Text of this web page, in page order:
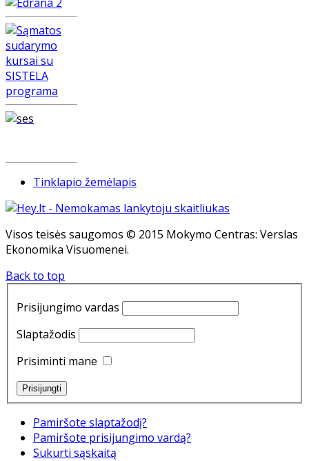
Tinklapio žemėlapis
Visos teisės saugomos © 2015 Mokymo Centras: Verslas
Ekonomika Visuomenei.
Back to top
Prisijungimo vardas
Slaptažodis
Prisiminti mane
Pamiršote slaptažodį?
Pamiršote prisijungimo vardą?
Sukurti sąskaitą